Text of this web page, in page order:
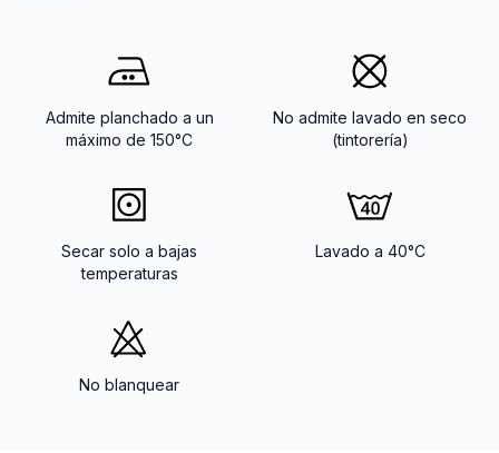
Admite planchado a un
máximo de 150°C
No admite lavado en seco
(tintorería)
Secar solo a bajas
temperaturas
Lavado a 40°C
No blanquear